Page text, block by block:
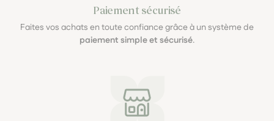
Paiement sécurisé
Faites vos achats en toute confiance grâce à un système de
paiement simple et sécurisé.